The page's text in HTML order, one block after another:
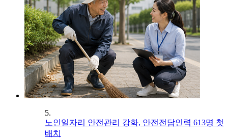
5.
노인일자리 안전관리 강화, 안전전담인력 613명 첫
배치